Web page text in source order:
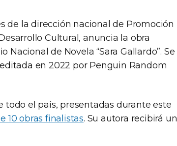
de la dirección nacional de Promoción
Cultural, anuncia la obra
de Novela “Sara Gallardo”. Se
en 2022 por Penguin Random
todo el país, presentadas durante este
10 obras finalistas. Su autora recibirá un